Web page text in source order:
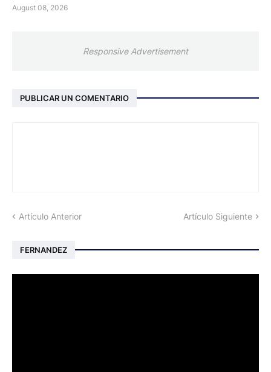
August 08, 2026
Responsive Advertisement
PUBLICAR UN COMENTARIO
Artículo Anterior Artículo Siguiente
FERNANDEZ